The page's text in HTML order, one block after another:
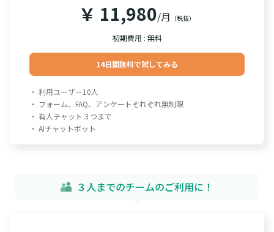
￥ 11,980/月 （税抜）
初期費用 : 無料
14日間無料で試してみる
・ 利用ユーザー10人
・ フォーム、FAQ、アンケートそれぞれ無制限
・ 有人チャット３つまで
・ AIチャットボット
３人までのチームのご利用に！